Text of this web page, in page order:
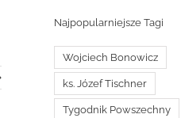
Najpopularniejsze Tagi
Wojciech Bonowicz
ks. Józef Tischner
Tygodnik Powszechny